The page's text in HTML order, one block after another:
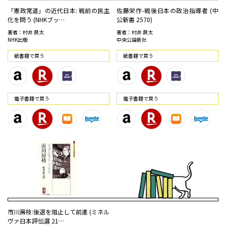
「憲政常道」の近代日本: 戦前の民主
化を問う (NHKブッ…
著者：村井 良太
NHK出版
紙書籍で買う
電⼦書籍で買う
佐藤栄作-戦後日本の政治指導者 (中
公新書 2570)
著者：村井 良太
中央公論新社
紙書籍で買う
電⼦書籍で買う
市川房枝:後退を阻止して前進 (ミネル
ヴァ日本評伝選 21…